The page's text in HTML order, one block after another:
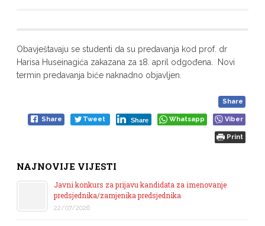
Obavještavaju se studenti da su predavanja kod prof. dr
Harisa Huseinagića zakazana za 18. april odgođena. Novi
termin predavanja biće naknadno objavljen.
Share
Share Tweet Share Whatsapp Viber
Print
NAJNOVIJE VIJESTI
Javni konkurs za prijavu kandidata za imenovanje
predsjednika/zamjenika predsjednika
22/07/2026